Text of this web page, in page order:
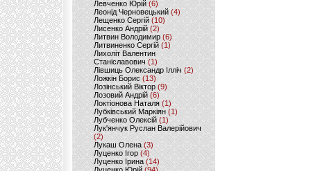
Левченко Юрій (6)
Леонід Черновецький (4)
Лещенко Сергій (10)
Лисенко Андрій (2)
Литвин Володимир (6)
Литвиненко Сергій (1)
Лихоліт Валентин
Станіславович (1)
Лівшиць Олександр Ілліч (2)
Ложкін Борис(13)
Лозінський Віктор(9)
Лозовий Андрій (6)
Локтіонова Наталя (1)
Лубківський Маркіян(1)
Лубченко Олексій (1)
Лук'янчук Руслан Валерійович
(2)
Лукаш Олена (3)
Луценко Ігор (4)
Луценко Ірина (14)